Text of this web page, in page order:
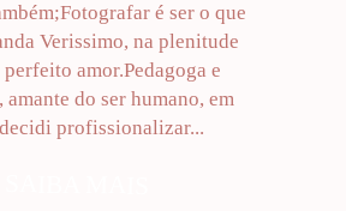
é ser o que
Verissimo, na plenitude
amor.Pedagoga e
do ser humano, em
profissionalizar...